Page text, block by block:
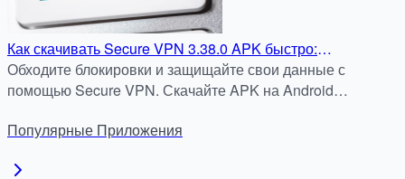
Как скачивать Secure VPN 3.38.0 APK быстро:
Используем оптимизированные серверы APKDock
Обходите блокировки и защищайте свои данные с
помощью Secure VPN. Скачайте APK на Android
apkdock.com.
Популярные Приложения